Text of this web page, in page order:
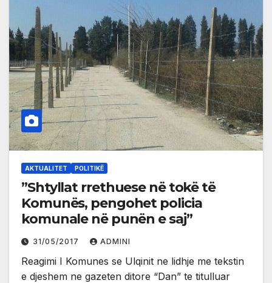
AKTUALITET POLITIKË
”Shtyllat rrethuese në tokë të
Komunës, pengohet policia
komunale në punën e saj”
31/05/2017 ADMINI
Reagimi I Komunes se Ulqinit ne lidhje me tekstin
e djeshem ne gazeten ditore “Dan” te titulluar